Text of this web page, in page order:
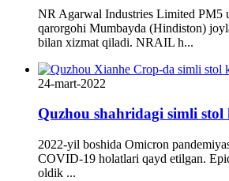
NR Agarwal Industries Limited PM5
qarorgohi Mumbayda (Hindiston)
bilan xizmat qiladi. NRAIL h...
24-mart-2022
Quzhou shahridagi simli
2022-yil boshida Omicron
COVID-19 holatlari qayd etilgan.
oldik ...